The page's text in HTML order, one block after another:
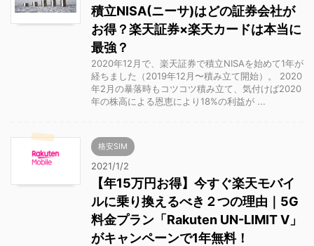
積立NISA(ニーサ)はどの証券会社が
お得？楽天証券×楽天カードは本当に
最強？
2020年12月で、楽天証券で積立NISAを始めて1年が
経ちました（2019年12月〜積み立て開始）。 2020
年2月の暴落時もコツコツ積み立て、気付けば2020
年の株高による恩恵により18%の利益が ...
格安SIM
2021/1/2
【年15万円お得】今すぐ楽天モバイ
ルに乗り換えるべき２つの理由｜5G
料金プラン「Rakuten UN-LIMIT V」
がキャンペーンで1年無料！